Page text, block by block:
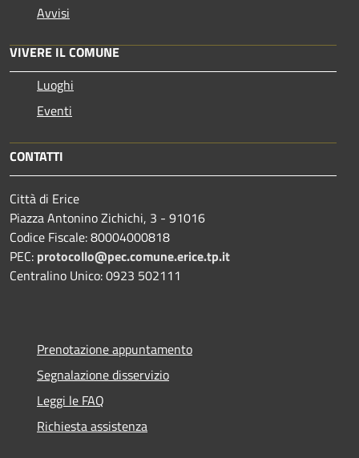
Avvisi
VIVERE IL COMUNE
Luoghi
Eventi
CONTATTI
Città di Erice
Piazza Antonino Zichichi, 3 - 91016
Codice Fiscale: 80004000818
PEC: protocollo@pec.comune.erice.tp.it
Centralino Unico: 0923 502111
Prenotazione appuntamento
Segnalazione disservizio
Leggi le FAQ
Richiesta assistenza